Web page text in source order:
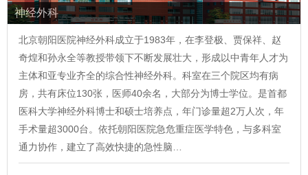
神经外科
北京朝阳医院神经外科成立于1983年，在李登极、贾保祥、赵
奇煌和孙永全等教授带领下不断发展壮大，形成以中青年人才为
主体和亚专业齐全的综合性神经外科。科室在三个院区均有病
房，共有床位130张，医师40余名，大部分为博士学位。是首都
医科大学神经外科博士和硕士培养点，年门诊量超2万人次，年
手术量超3000台。依托朝阳医院急危重症医学特色，与多科室
通力协作，建立了高效快捷的急性脑…